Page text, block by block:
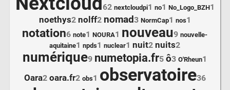
62 nextcloudpi1 no1 No_Logo_BZH1
noethys2 nolff2 nomad3 NormCap1 nos1
notation6 note1 NOURA1 nouveau9 nouvelle-
aquitaine1 npds1 nuclear1 nuit2 nuits2
numérique9 numetopia.fr5 ô3 O'Rheun1
Oara2 oara.fr2 obs1 observatoire36